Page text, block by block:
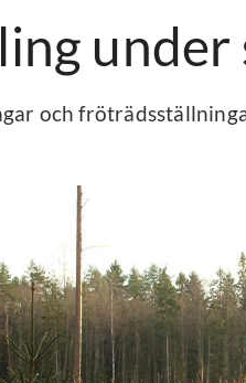
under
och